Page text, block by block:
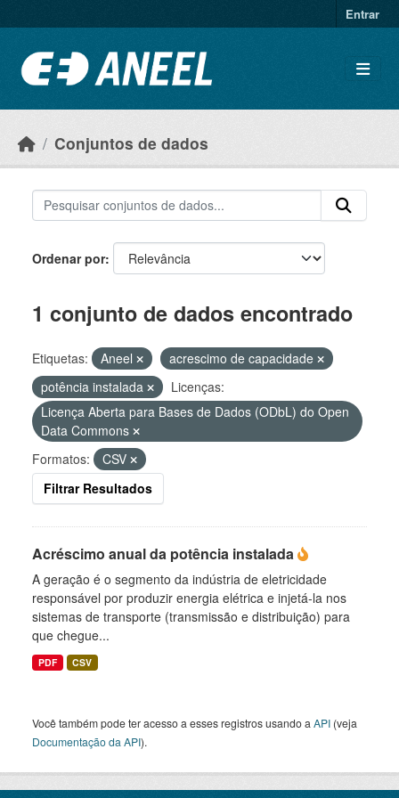
Entrar
Conjuntos de dados
Ordenar por
1 conjunto de dados encontrado
Etiquetas: Aneel
acrescimo de capacidade
potência instalada
Licenças:
Licença Aberta para Bases de Dados (ODbL) do Open
Data Commons
Formatos:
CSV
Filtrar Resultados
Acréscimo anual da potência instalada
A geração é o segmento da indústria de eletricidade
responsável por produzir energia elétrica e injetá-la nos
sistemas de transporte (transmissão e distribuição) para
que chegue...
PDF CSV
Você também pode ter acesso a esses registros usando a API (veja
Documentação da API).